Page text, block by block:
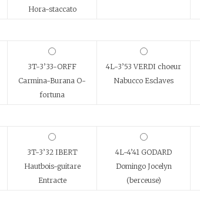
Hora-staccato
3T-3’33-ORFF
Carmina-Burana O-
fortuna
4L-3’53 VERDI choeur
Nabucco Esclaves
3T-3’32 IBERT
Hautbois-guitare
Entracte
4L-4’41 GODARD
Domingo Jocelyn
(berceuse)